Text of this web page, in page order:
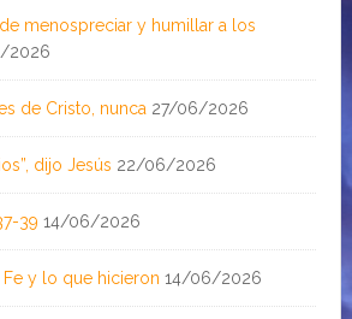
menospreciar y humillar a los
2026
de Cristo, nunca 27/06/2026
dijo Jesús 22/06/2026
39 14/06/2026
Fe y lo que hicieron 14/06/2026